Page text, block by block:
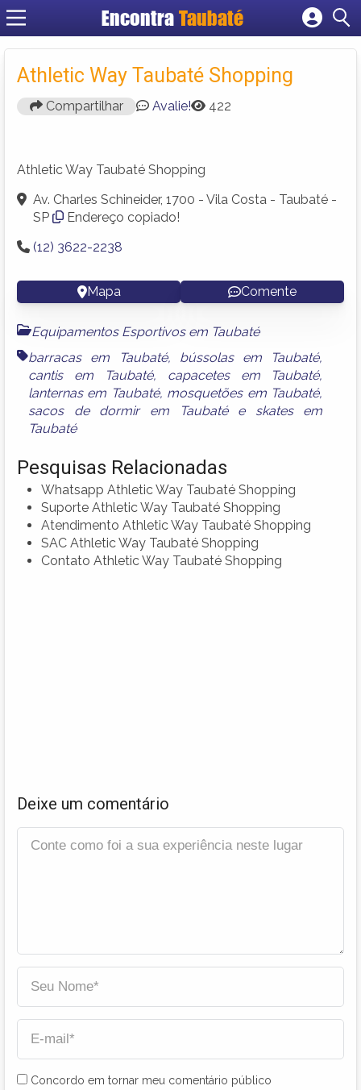
EncontraTaubaté
Cadastrar empresa
Criar conta
Athletic Way Taubaté Shopping
Compartilhar Avalie! 422
Athletic Way Taubaté Shopping
Av. Charles Schineider, 1700 - Vila Costa - Taubaté -
SP
Endereço copiado!
(12) 3622-2238
Mapa Comente
Equipamentos Esportivos em Taubaté
barracas em Taubaté, bússolas em Taubaté,
cantis em Taubaté, capacetes em Taubaté,
lanternas em Taubaté, mosquetões em Taubaté,
sacos de dormir em Taubatée skates em
Taubaté
Pesquisas Relacionadas
Whatsapp Athletic Way Taubaté Shopping
Suporte Athletic Way Taubaté Shopping
Atendimento Athletic Way Taubaté Shopping
SAC Athletic Way Taubaté Shopping
Contato Athletic Way Taubaté Shopping
Deixe um comentário
Concordo em tornar meu comentário público